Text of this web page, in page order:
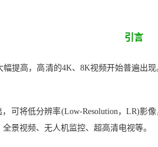
引言
提高，高清的4K、8K视频开始普遍出
可将低分辨率(Low-Resolution，LR)影
景视频、无人机监控、超高清电视等。